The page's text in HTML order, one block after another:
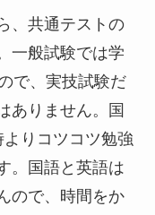
、共通テストの
一般試験では学
で、実技試験だ
ありません。国
りコツコツ勉強
。国語と英語は
ので、時間をか